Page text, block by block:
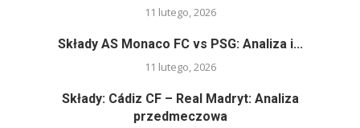
11 lutego, 2026
Składy AS Monaco FC vs PSG: Analiza i...
11 lutego, 2026
Składy: Cádiz CF – Real Madryt: Analiza
przedmeczowa